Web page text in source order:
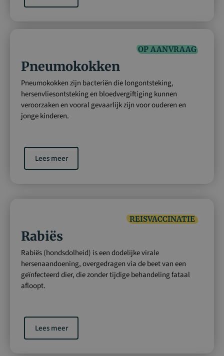
OP AANVRAAG
Pneumokokken
Pneumokokken zijn bacteriën die longontsteking,
hersenvliesontsteking en bloedvergiftiging kunnen
veroorzaken en vooral gevaarlijk zijn voor ouderen en
jonge kinderen.
Lees meer
REISVACCINATIE
Rabiës
Rabiës (hondsdolheid) is een dodelijke virale
hersenaandoening, overgedragen via de beet van een
geïnfecteerd dier, die zonder tijdige behandeling fataal
afloopt.
Lees meer